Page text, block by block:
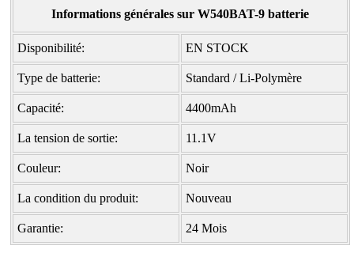
Informations générales sur W540BAT-9 batterie
Disponibilité: EN STOCK
Type de batterie: Standard / Li-Polymère
Capacité: 4400mAh
La tension de sortie: 11.1V
Couleur: Noir
La condition du produit: Nouveau
Garantie: 24 Mois